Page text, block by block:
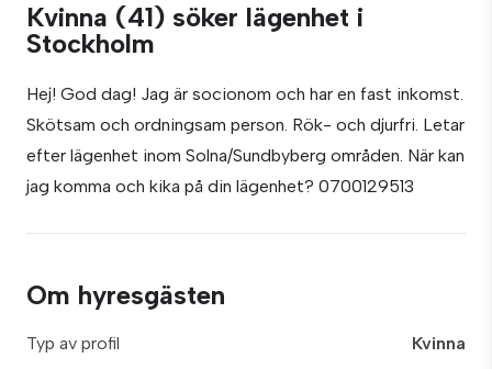
Kvinna (41) söker lägenhet i
Stockholm
Hej! God dag! Jag är socionom och har en fast inkomst.
Skötsam och ordningsam person. Rök- och djurfri. Letar
efter lägenhet inom Solna/Sundbyberg områden. När kan
jag komma och kika på din lägenhet? 0700129513
Om hyresgästen
Typ av profil
Kvinna